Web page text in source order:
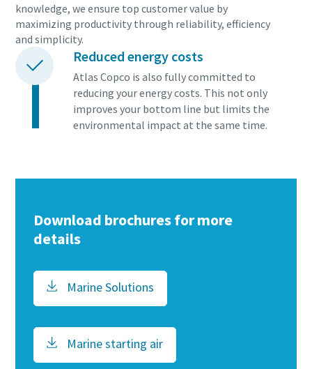
knowledge, we ensure top customer value by
maximizing productivity through reliability, efficiency
and simplicity.
Reduced energy costs
Atlas Copco is also fully committed to
reducing your energy costs. This not only
improves your bottom line but limits the
environmental impact at the same time.
Download brochures for more
details
Marine Solutions
Marine starting air